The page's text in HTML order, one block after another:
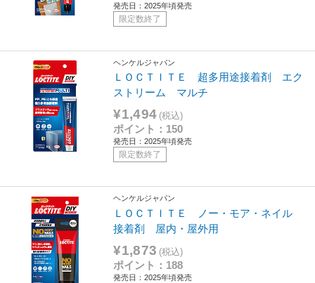
発売日：2025年頃発売
限定数終了
ヘンケルジャパン
ＬＯＣＴＩＴＥ 超多用途接着剤 エク
ストリーム マルチ
¥1,494 (税込)
ポイント：150
発売日：2025年頃発売
限定数終了
ヘンケルジャパン
ＬＯＣＴＩＴＥ ノー・モア・ネイル
接着剤 屋内・屋外用
¥1,873 (税込)
ポイント：188
発売日：2025年頃発売